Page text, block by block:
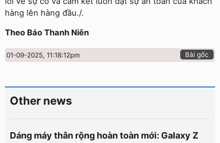
hàng lên hàng đầu./.
Theo Báo Thanh Niên
01-09-2025, 11:18:12pm Bài gốc
Other news
Dáng máy thân rộng hoàn toàn mới: Galaxy Z